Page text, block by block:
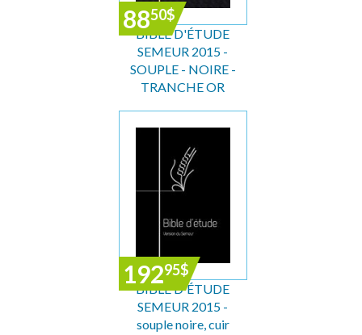
8850$
BIBLE D'ÉTUDE
SEMEUR 2015 -
SOUPLE - NOIRE -
TRANCHE OR
19295$
BIBLE D'ÉTUDE
SEMEUR 2015 -
souple noire, cuir